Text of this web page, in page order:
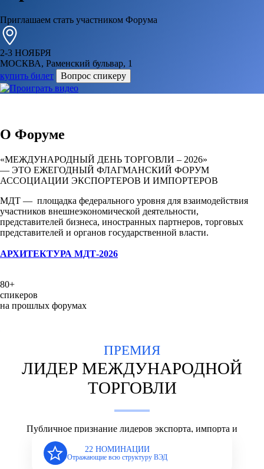
Приглашаем стать участником Форума
2-3 НОЯБРЯ
МОСКВА, Раменский бульвар, 1
купить билет
Вопрос спикеру
О Форуме
«МЕЖДУНАРОДНЫЙ ДЕНЬ ТОРГОВЛИ – 2026»
— ЭТО ЕЖЕГОДНЫЙ ФЛАГМАНСКИЙ ФОРУМ
АССОЦИАЦИИ ЭКСПОРТЕРОВ И ИМПОРТЕРОВ
МДТ — площадка федерального уровня для взаимодействия
участников внешнеэкономической деятельности,
представителей бизнеса, иностранных партнеров, торговых
представителей и органов государственной власти.
АРХИТЕКТУРА МДТ-2026
80+
спикеров
на прошлых форумах
ПРЕМИЯ
ЛИДЕР МЕЖДУНАРОДНОЙ
ТОРГОВЛИ
Публичное признание лидеров экспорта, импорта и
22 НОМИНАЦИИ
Отражающие всю структуру ВЭД